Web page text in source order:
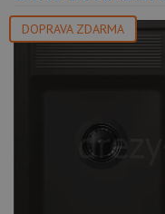
DOPRAVA ZDARMA